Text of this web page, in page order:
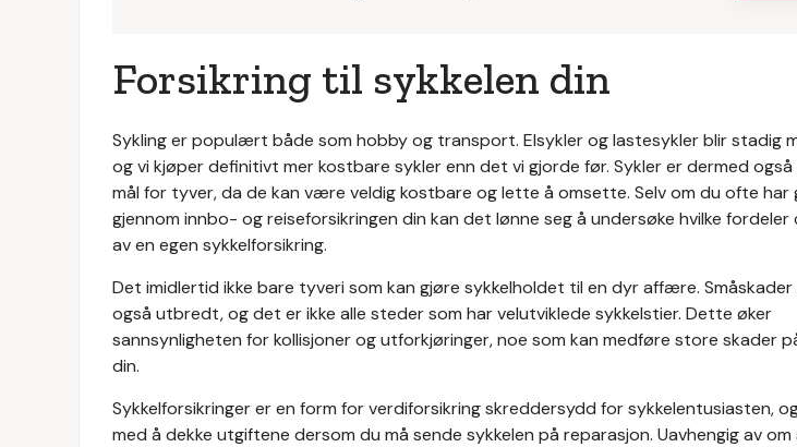
Forsikring til sykkelen din
Sykling er populært både som hobby og transport. Elsykler og lastesykler blir stadig
og vi kjøper definitivt mer kostbare sykler enn det vi gjorde før. Sykler er dermed
mål for tyver, da de kan være veldig kostbare og lette å omsette. Selv om du ofte har
gjennom innbo- og reiseforsikringen din kan det lønne seg å undersøke hvilke fordeler
av en egen sykkelforsikring.
Det imidlertid ikke bare tyveri som kan gjøre sykkelholdet til en dyr affære.
også utbredt, og det er ikke alle steder som har velutviklede sykkelstier. Dette øker
sannsynligheten for kollisjoner og utforkjøringer, noe som kan medføre store skader
din.
Sykkelforsikringer er en form for verdiforsikring skreddersydd for sykkelentusiasten,
med å dekke utgiftene dersom du må sende sykkelen på reparasjon. Uavhengig av om